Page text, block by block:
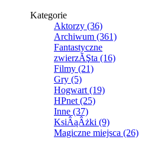
Kategorie
Aktorzy (36)
Archiwum (361)
Fantastyczne
zwierzĂŞta (16)
Filmy (21)
Gry (5)
Hogwart (19)
HPnet (25)
Inne (37)
KsiÂąÂżki (9)
Magiczne miejsca (26)